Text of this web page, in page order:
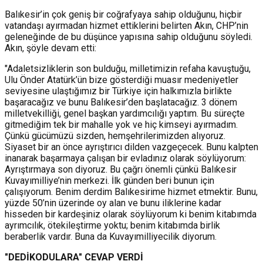
Balıkesir’in çok geniş bir coğrafyaya sahip olduğunu, hiçbir
vatandaşı ayırmadan hizmet ettiklerini belirten Akın, CHP’nin
geleneğinde de bu düşünce yapısına sahip olduğunu söyledi.
Akın, şöyle devam etti:
"Adaletsizliklerin son bulduğu, milletimizin refaha kavuştuğu,
Ulu Önder Atatürk’ün bize gösterdiği muasır medeniyetler
seviyesine ulaştığımız bir Türkiye için halkımızla birlikte
başaracağız ve bunu Balıkesir’den başlatacağız. 3 dönem
milletvekilliği, genel başkan yardımcılığı yaptım. Bu süreçte
gitmediğim tek bir mahalle yok ve hiç kimseyi ayırmadım.
Çünkü gücümüzü sizden, hemşehrilerimizden alıyoruz.
Siyaset bir an önce ayrıştırıcı dilden vazgeçecek. Bunu kalpten
inanarak başarmaya çalışan bir evladınız olarak söylüyorum:
Ayrıştırmaya son diyoruz. Bu çağrı önemli çünkü Balıkesir
Kuvayımilliye’nin merkezi. İlk günden beri bunun için
çalışıyorum. Benim derdim Balıkesirime hizmet etmektir. Bunu,
yüzde 50’nin üzerinde oy alan ve bunu iliklerine kadar
hisseden bir kardeşiniz olarak söylüyorum ki benim kitabımda
ayrımcılık, ötekileştirme yoktu; benim kitabımda birlik
beraberlik vardır. Buna da Kuvayımilliyecilik diyorum.
"DEDİKODULARA" CEVAP VERDİ